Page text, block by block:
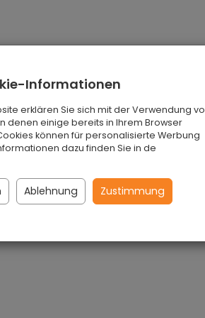
bedeckt, der mit Folie
da Sie lediglich die Folie von
weit verbreitet
perfekt zu den Elementen zu
Ideal für: Büro, Schulen,
Informationen
erklären Sie sich mit der Verwendung vo
denen einige bereits in Ihrem Browser
können für personalisierte Werbung
dazu finden Sie in de
Ablehnung Zustimmung